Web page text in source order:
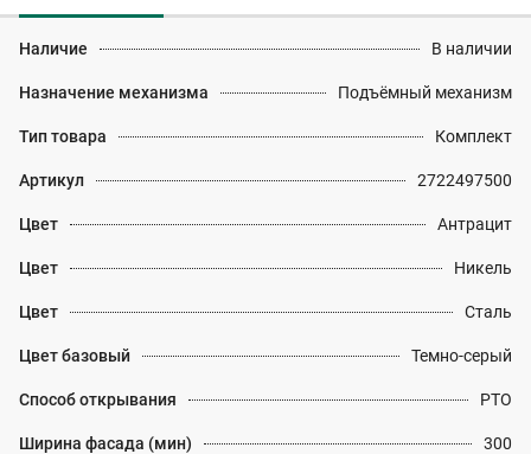
Наличие В наличии
Назначение механизма Подъёмный механизм
Тип товара Комплект
Артикул 2722497500
Цвет Антрацит
Цвет Никель
Цвет Сталь
Цвет базовый Темно-серый
Способ открывания PTO
Ширина фасада (мин) 300